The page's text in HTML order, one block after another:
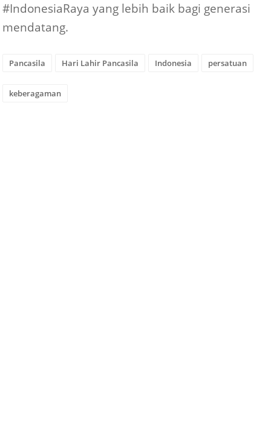
#IndonesiaRaya yang lebih baik bagi generasi
mendatang.
Pancasila Hari Lahir Pancasila Indonesia persatuan
keberagaman